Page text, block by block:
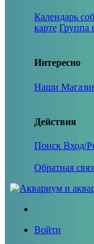
Календарь
карте Группа
Интересно
Наши
Действия
Поиск Вход/
Обратная
Войти